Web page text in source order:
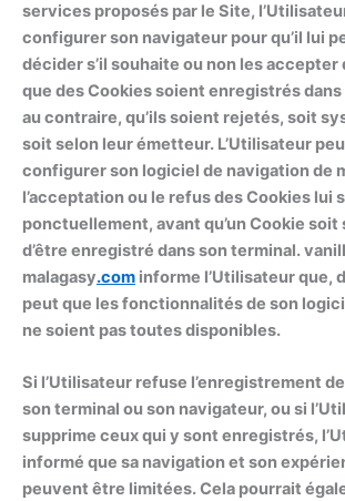
services proposés par le Site,
configurer son navigateur pour qu’il lui
décider s’il souhaite ou non les accepter
que des Cookies soient enregistrés
au contraire, qu’ils soient rejetés, soit
soit selon leur émetteur. L’Utilisateur
configurer son logiciel de navigation de
l’acceptation ou le refus des Cookies lui
ponctuellement, avant qu’un Cookie
d’être enregistré dans son terminal.
malagasy.com informe l’Utilisateur que,
peut que les fonctionnalités de son
ne soient pas toutes disponibles.
Si l’Utilisateur refuse l’enregistrement
son terminal ou son navigateur, ou si
supprime ceux qui y sont enregistrés,
informé que sa navigation et son
peuvent être limitées. Cela pourrait